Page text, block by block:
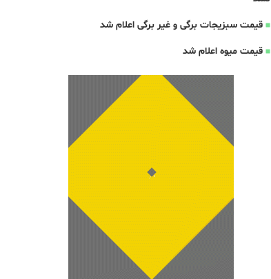
قیمت سبزیجات برگی و غیر برگی اعلام شد
قیمت میوه اعلام شد